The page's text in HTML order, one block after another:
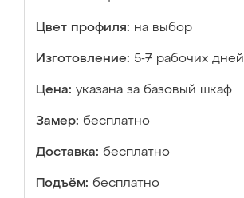
Цвет профиля: на выбор
Изготовление: 5-7 рабочих дней
Цена: указана за базовый шкаф
Замер: бесплатно
Доставка: бесплатно
Подъём: бесплатно